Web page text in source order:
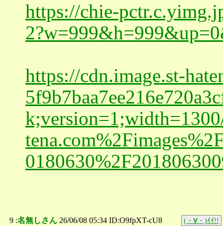
https://chie-
https://cdn.image.st-
9 :名無しさん 26/06/08 05:34 ID:O9fpXT-cU8 (・∀・)ｲｲ!!